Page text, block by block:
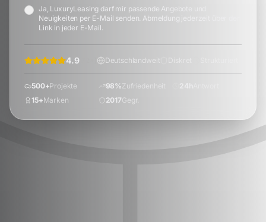
Ja, LuxuryLeasing darf mir passende Angebote und
Neuigkeiten per E-Mail senden. Abmeldung jederzeit über den
Link in jeder E-Mail.
4.9( Deutschlandweit
500+Projekte 98% Zufriedenheit 24h
15+Marken 2017Gegr.